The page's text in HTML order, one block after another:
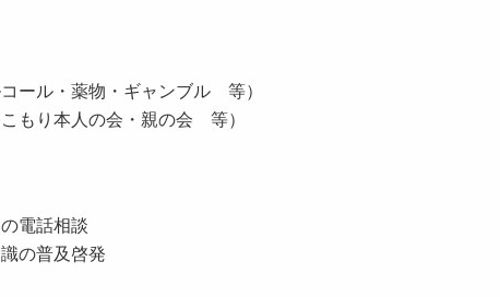
ール・薬物・ギャンブル 等）
もり本人の会・親の会 等）
電話相談
識の普及啓発